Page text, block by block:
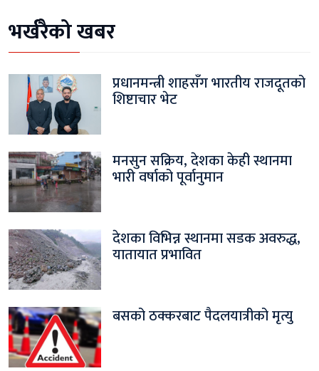
भर्खरैको खबर
प्रधानमन्त्री शाहसँग भारतीय राजदूतको
शिष्टाचार भेट
मनसुन सक्रिय, देशका केही स्थानमा
भारी वर्षाको पूर्वानुमान
देशका विभिन्न स्थानमा सडक अवरुद्ध,
यातायात प्रभावित
बसको ठक्करबाट पैदलयात्रीको मृत्यु